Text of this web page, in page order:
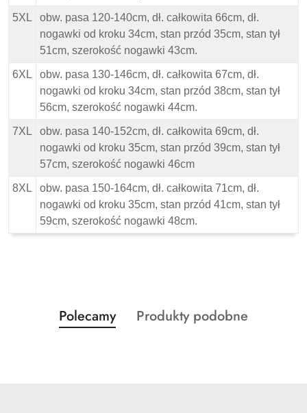
5XL
obw. pasa 120-140cm, dł. całkowita 66cm, dł.
nogawki od kroku 34cm, stan przód 35cm, stan tył
51cm, szerokość nogawki 43cm.
6XL
obw. pasa 130-146cm, dł. całkowita 67cm, dł.
nogawki od kroku 34cm, stan przód 38cm, stan tył
56cm, szerokość nogawki 44cm.
7XL
obw. pasa 140-152cm, dł. całkowita 69cm, dł.
nogawki od kroku 35cm, stan przód 39cm, stan tył
57cm, szerokość nogawki 46cm
8XL
obw. pasa 150-164cm, dł. całkowita 71cm, dł.
nogawki od kroku 35cm, stan przód 41cm, stan tył
59cm, szerokość nogawki 48cm.
Pomiń karuzelę produktów
Produkty
o
Polecamy
Produkty
Produkty podobne